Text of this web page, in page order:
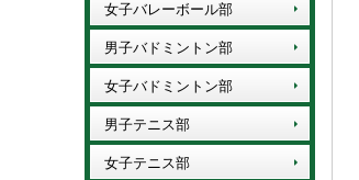
女子バレーボール部
男子バドミントン部
女子バドミントン部
男子テニス部
女子テニス部